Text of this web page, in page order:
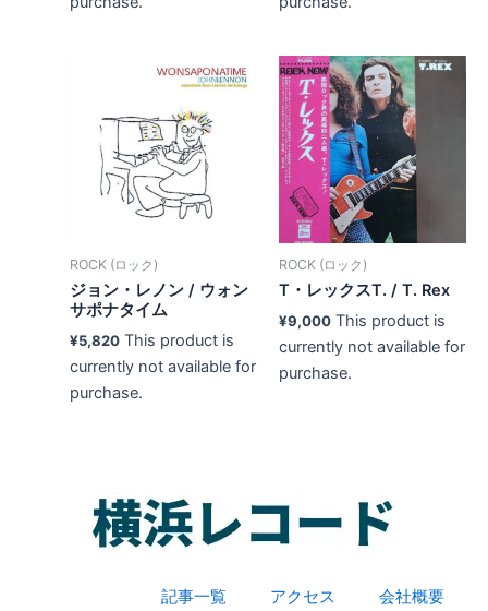
ROCK (ロック)
ジョン・レノン ‎/ ウォン
サポナタイム
¥5,820 This product is
currently not available for
purchase.
ROCK (ロック)
T・レックスT. / T. Rex
¥9,000 This product is
currently not available for
purchase.
記事一覧 アクセス 会社概要